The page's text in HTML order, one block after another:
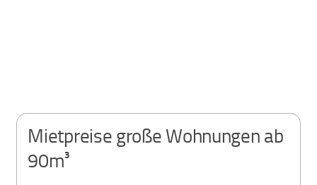
Mietpreise große Wohnungen ab
90m³